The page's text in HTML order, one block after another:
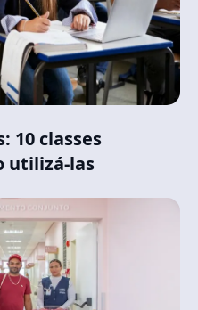
10 classes
utilizá-las